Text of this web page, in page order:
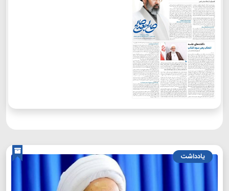
یادداشت